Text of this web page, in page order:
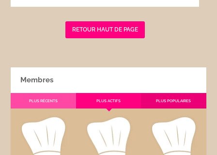
RETOUR HAUT DE PAGE
Membres
PLUS RÉCENTS PLUS ACTIFS PLUS POPULAIRES